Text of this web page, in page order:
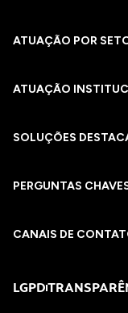
ATUAÇÃO POR
ATUAÇÃO
SOLUÇÕES
PERGUNTAS
CANAIS DE
LGPD